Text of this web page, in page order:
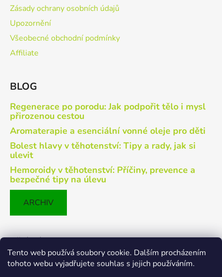
Tento web používá soubory cookie. Dalším procházením
tohoto webu vyjadřujete souhlas s jejich používáním.
Zásady ochrany osobních údajů
Upozornění
Všeobecné obchodní podmínky
Affiliate
BLOG
Regenerace po porodu: Jak podpořit tělo i mysl
přirozenou cestou
Aromaterapie a esenciální vonné oleje pro děti
Bolest hlavy v těhotenství: Tipy a rady, jak si
ulevit
Hemoroidy v těhotenství: Příčiny, prevence a
bezpečné tipy na úlevu
ARCHIV
Přijímáme online platby